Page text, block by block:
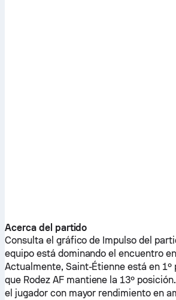
Acerca del partido
Consulta el gráfico de Impulso del
equipo está dominando el encuentro
Actualmente, Saint-Étienne está en 1º
que Rodez AFmantiene la 13º
el jugador con mayor rendimiento en